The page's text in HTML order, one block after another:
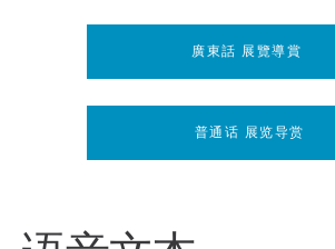
廣東話 展覽導賞
普通话 展览导赏